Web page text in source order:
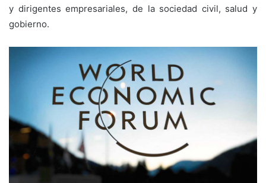
y dirigentes empresariales, de la sociedad civil, salud y
gobierno.